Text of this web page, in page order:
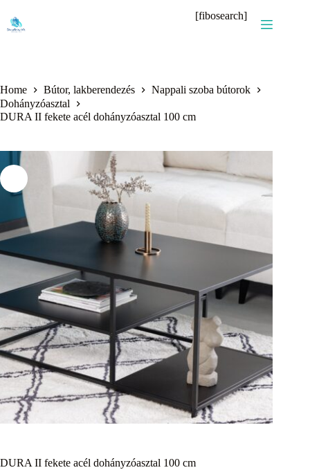
content
[fibosearch]
Home Bútor, lakberendezés
Nappali szoba bútorok
Dohányzóasztal
DURA II fekete acél dohányzóasztal 100 cm
DURA II fekete acél dohányzóasztal 100 cm